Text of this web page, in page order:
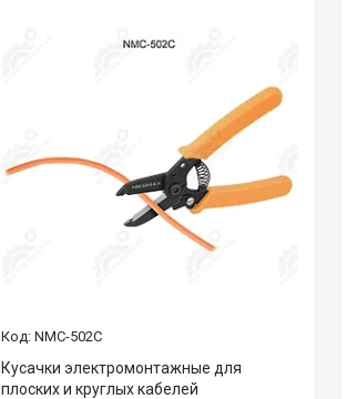
NMC-502C
Кусачки электромонтажные для
плоских и круглых кабелей